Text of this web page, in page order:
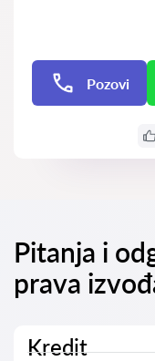
Pozovi
Pitanja i
prava
Kredit